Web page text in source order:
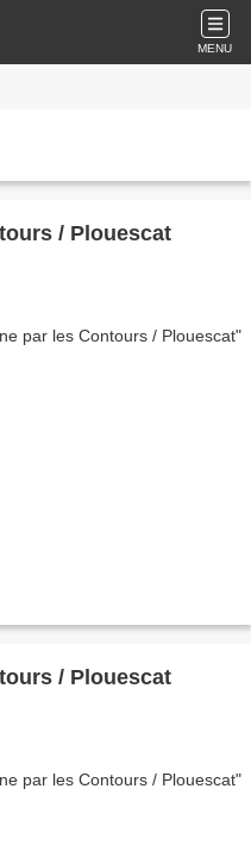
MENU
/ Plouescat
/ Plouescat